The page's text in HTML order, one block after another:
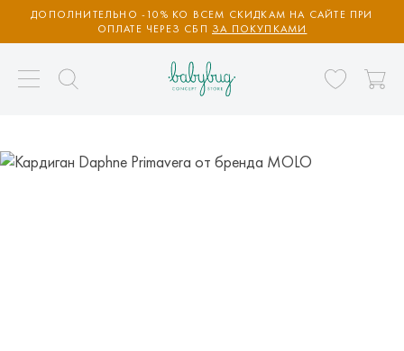
ДОПОЛНИТЕЛЬНО -10% КО ВСЕМ СКИДКАМ НА САЙТЕ ПРИ
ОПЛАТЕ ЧЕРЕЗ СБП ЗА ПОКУПКАМИ